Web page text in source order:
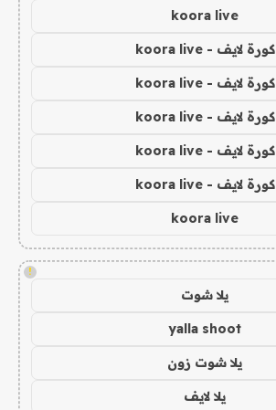
koora live
كورة لايف - koora live
كورة لايف - koora live
كورة لايف - koora live
كورة لايف - koora live
كورة لايف - koora live
koora live
!
يلا شوت
yalla shoot
يلا شوت زون
يلا لايف